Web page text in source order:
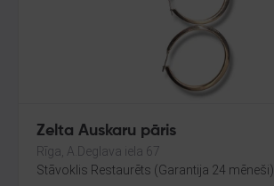
Zelta Auskaru pāris
Rīga, A.Deglava iela 67
Stāvoklis Restaurēts (Garantija 24 mēneši)